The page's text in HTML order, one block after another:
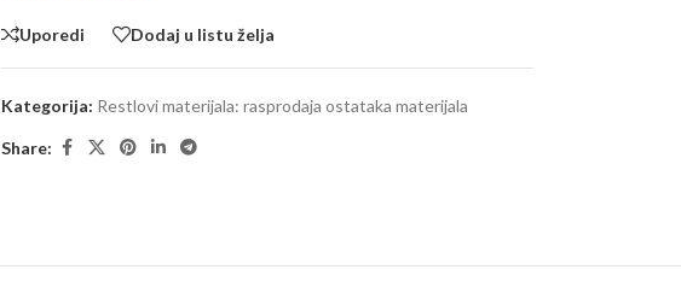
Uporedi Dodaj u listu želja
Kategorija: Restlovi materijala: rasprodaja ostataka materijala
Share: